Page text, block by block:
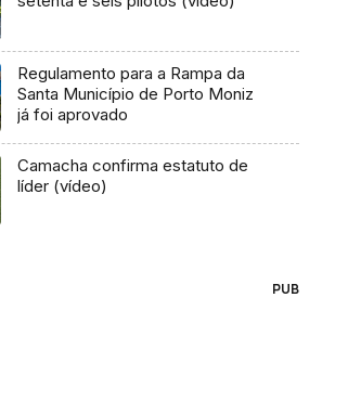
Regulamento para a Rampa da
Santa Município de Porto Moniz
já foi aprovado
Camacha confirma estatuto de
líder (vídeo)
PUB